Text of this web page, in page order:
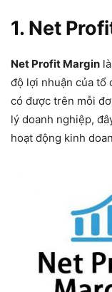
1. Net
Net Profit Margin
độ lợi nhuận của tổ
có được trên mỗi
lý doanh nghiệp,
hoạt động kinh